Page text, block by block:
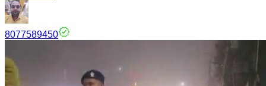
8077589450